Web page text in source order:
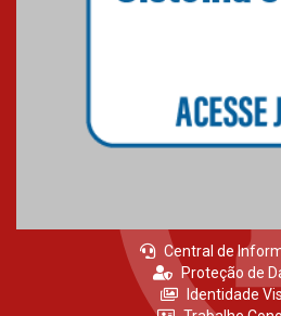
04.08.2026
Central de
Proteção de
Identidade